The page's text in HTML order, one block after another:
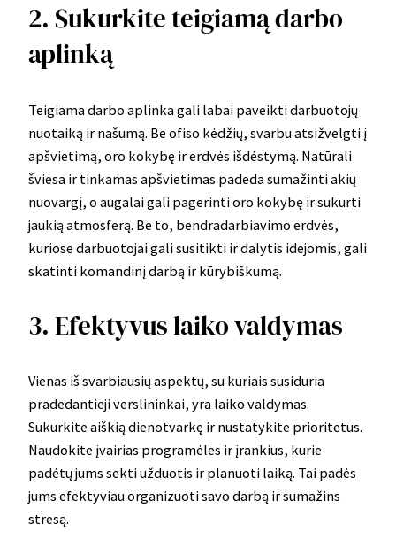
2. Sukurkite teigiamą darbo
aplinką
Teigiama darbo aplinka gali labai paveikti darbuotojų
nuotaiką ir našumą. Be ofiso kėdžių, svarbu atsižvelgti į
apšvietimą, oro kokybę ir erdvės išdėstymą. Natūrali
šviesa ir tinkamas apšvietimas padeda sumažinti akių
nuovargį, o augalai gali pagerinti oro kokybę ir sukurti
jaukią atmosferą. Be to, bendradarbiavimo erdvės,
kuriose darbuotojai gali susitikti ir dalytis idėjomis, gali
skatinti komandinį darbą ir kūrybiškumą.
3. Efektyvus laiko valdymas
Vienas iš svarbiausių aspektų, su kuriais susiduria
pradedantieji verslininkai, yra laiko valdymas.
Sukurkite aiškią dienotvarkę ir nustatykite prioritetus.
Naudokite įvairias programėles ir įrankius, kurie
padėtų jums sekti užduotis ir planuoti laiką. Tai padės
jums efektyviau organizuoti savo darbą ir sumažins
stresą.